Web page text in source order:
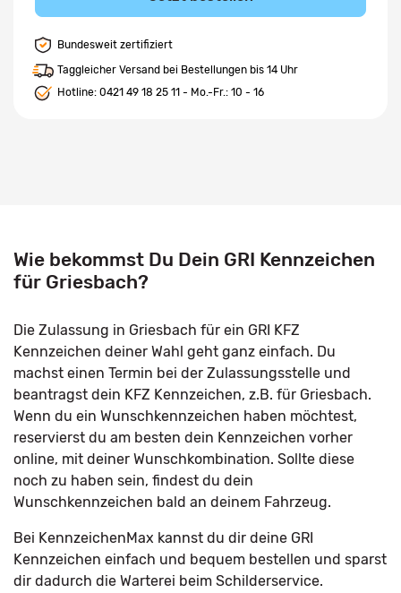
Bundesweit zertifiziert
Taggleicher Versand bei Bestellungen bis 14 Uhr
Hotline: 0421 49 18 25 11 - Mo.-Fr.: 10 - 16
Wie bekommst Du Dein GRI Kennzeichen
für Griesbach?
Die Zulassung in Griesbach für ein GRI KFZ
Kennzeichen deiner Wahl geht ganz einfach. Du
machst einen Termin bei der Zulassungsstelle und
beantragst dein KFZ Kennzeichen, z.B. für Griesbach.
Wenn du ein Wunschkennzeichen haben möchtest,
reservierst du am besten dein Kennzeichen vorher
online, mit deiner Wunschkombination. Sollte diese
noch zu haben sein, findest du dein
Wunschkennzeichen bald an deinem Fahrzeug.
Bei KennzeichenMax kannst du dir deine GRI
Kennzeichen einfach und bequem bestellen und sparst
dir dadurch die Warterei beim Schilderservice.